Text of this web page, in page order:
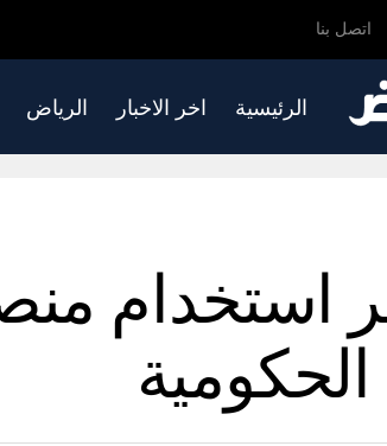
اتصل بنا
الرئيسية اخر الاخبار الرياض
استخدام
الحكومية